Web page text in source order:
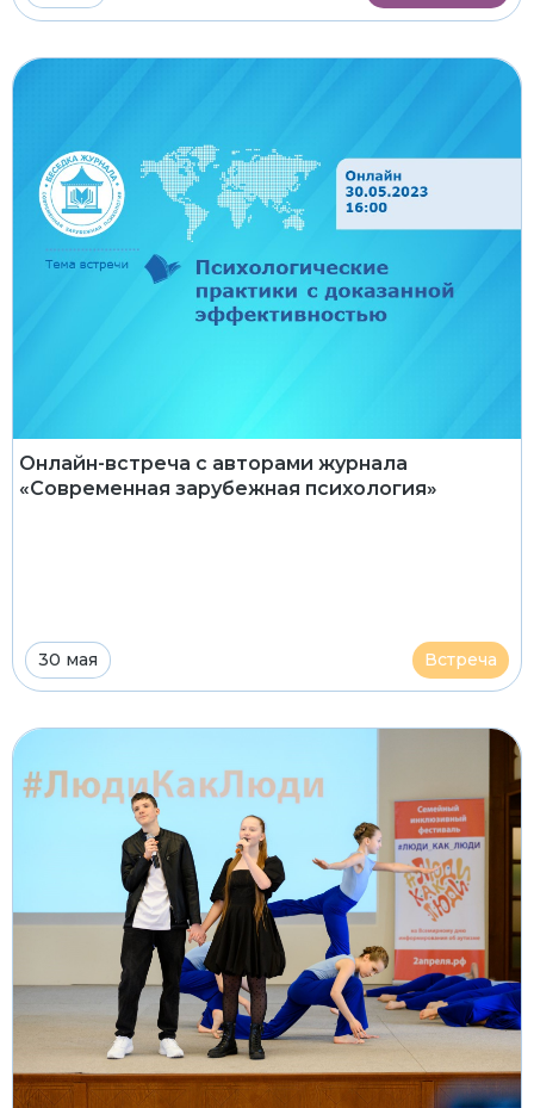
Онлайн-встреча с авторами журнала
«Современная зарубежная психология»
30 мая Встреча